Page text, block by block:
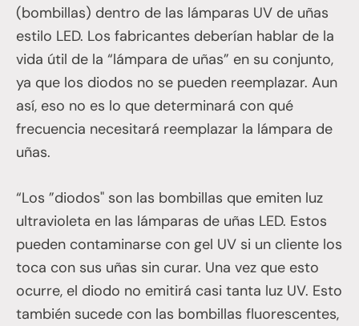
(bombillas) dentro de las lámparas UV de uñas
estilo LED. Los fabricantes deberían hablar de la
vida útil de la “lámpara de uñas” en su conjunto,
ya que los diodos no se pueden reemplazar. Aun
así, eso no es lo que determinará con qué
frecuencia necesitará reemplazar la lámpara de
uñas.
“Los ”diodos" son las bombillas que emiten luz
ultravioleta en las lámparas de uñas LED. Estos
pueden contaminarse con gel UV si un cliente los
toca con sus uñas sin curar. Una vez que esto
ocurre, el diodo no emitirá casi tanta luz UV. Esto
también sucede con las bombillas fluorescentes,